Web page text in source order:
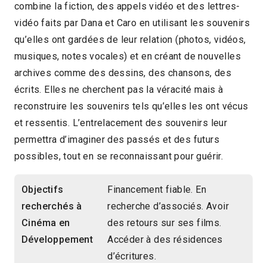
combine la fiction, des appels vidéo et des lettres-
vidéo faits par Dana et Caro en utilisant les souvenirs
qu’elles ont gardées de leur relation (photos, vidéos,
musiques, notes vocales) et en créant de nouvelles
archives comme des dessins, des chansons, des
écrits. Elles ne cherchent pas la véracité mais à
reconstruire les souvenirs tels qu’elles les ont vécus
et ressentis. L’entrelacement des souvenirs leur
permettra d’imaginer des passés et des futurs
possibles, tout en se reconnaissant pour guérir.
Objectifs
recherchés à
Cinéma en
Développement
Financement fiable. En
recherche d’associés. Avoir
des retours sur ses films.
Accéder à des résidences
d’écritures.